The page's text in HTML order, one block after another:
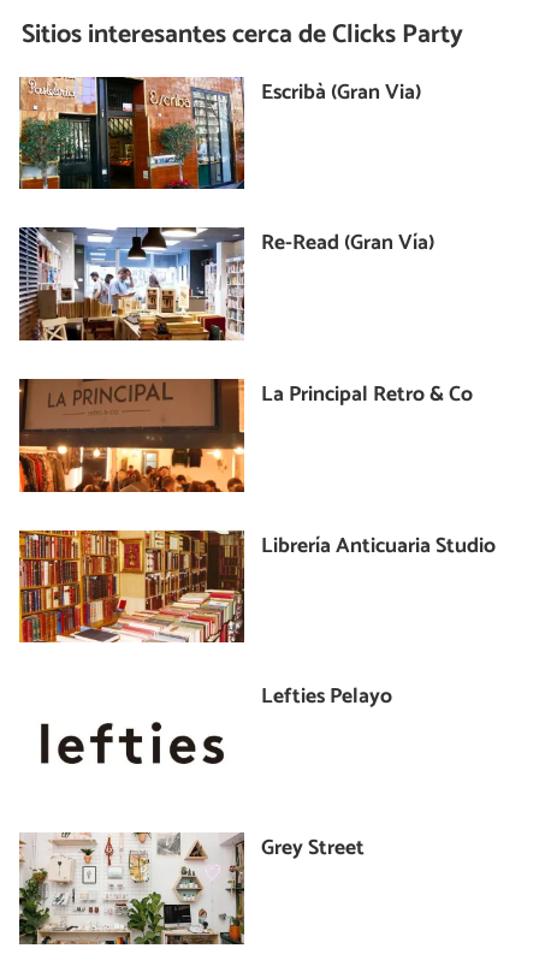
Sitios interesantes cerca deClicks Party
Escribà (Gran Via)
Re-Read (Gran Vía)
La Principal Retro & Co
Librería Anticuaria Studio
Lefties Pelayo
Grey Street